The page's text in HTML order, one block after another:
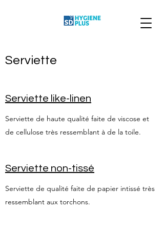
Serviette
Serviette like-linen
Serviette de haute qualité faite de viscose et
de cellulose très ressemblant à de la toile.
Serviette non-tissé
Serviette de qualité faite de papier intissé très
ressemblant aux torchons.